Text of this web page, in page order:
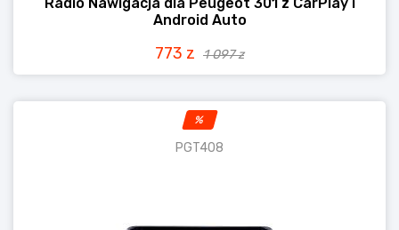
Android Auto
773 z 1 097 z
%
PGT408